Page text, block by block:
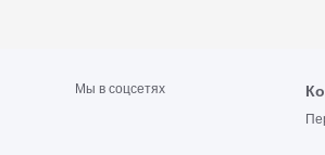
Мы в соцсетях